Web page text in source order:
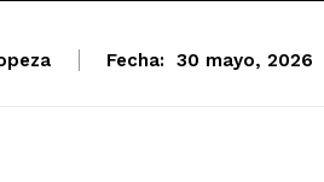
Fecha: 30 mayo, 2026